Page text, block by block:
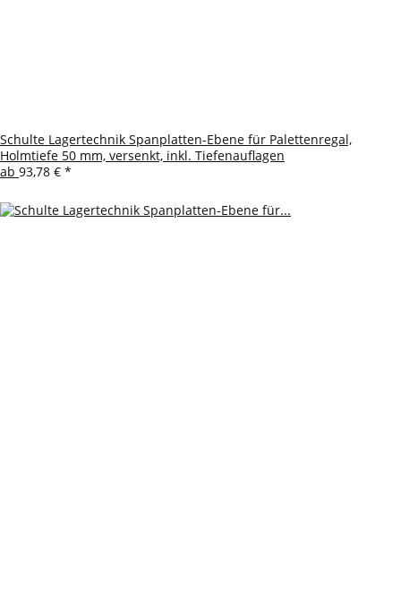
Schulte Lagertechnik Spanplatten-Ebene für Palettenregal,
Holmtiefe 50 mm, versenkt, inkl. Tiefenauflagen
ab 93,78 € *